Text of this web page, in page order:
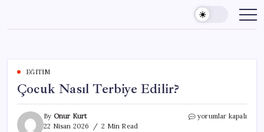
content
EĞITIM
Çocuk Nasıl Terbiye Edilir?
By Onur Kurt
22 Nisan 2026
2 Min Read
Çocuk
yorumlar kapalı